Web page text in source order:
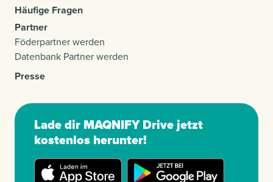
Häufige Fragen
Partner
Föderpartner werden
Datenbank Partner werden
Presse
Lade dir MAQNIFY Drive jetzt
kostenlos herunter!